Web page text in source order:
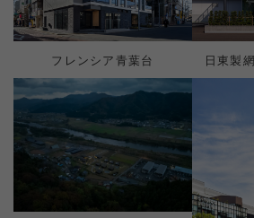
フレンシア青葉台 日東製